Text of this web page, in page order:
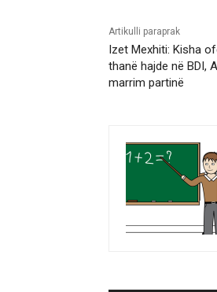
Artikulli paraprak
Izet Mexhiti: Kisha
thanë hajde në BDI,
marrim partinë